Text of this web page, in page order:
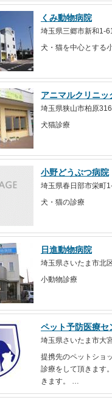
くみ動物病院
埼玉県三郷市新和1-
犬・猫を中心とする
アニマルクリニッ
埼玉県狭山市柏原
犬猫診療
小野どうぶつ病院
埼玉県春日部市栄町
犬・猫の診療
日進動物病院
埼玉県さいたま市北
小動物診療
ペット予防医療セ
埼玉県さいたま市大
提携先のペットショ
診療をして頂きます
きます。 …